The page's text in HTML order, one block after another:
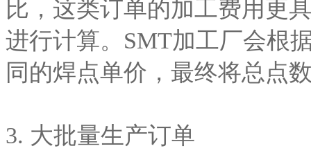
比，这类订单的加工费用更
进行计算。SMT加工厂会根
同的焊点单价，最终将总点
3. 大批量生产订单